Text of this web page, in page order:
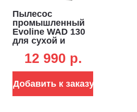
Пылесос
промышленный
Evoline WAD 130
для сухой и
(PRC, 1.4 кВт, 3900
л/мин, 170 мбар,
шланг 1.5 м, 10 кг.)
12 990 p.
Добавить к заказу